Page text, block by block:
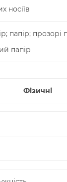
носіїв
папір; прозорі
папір
Фізичні